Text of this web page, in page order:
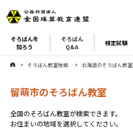
そろばんを
知ろう
そろばん
Q&A
検定試験
そろばん教室検索 北海道のそろばん教室
留萌市のそろばん教室
全国のそろばん教室が検索できます。
お住まいの地域を選択してください。